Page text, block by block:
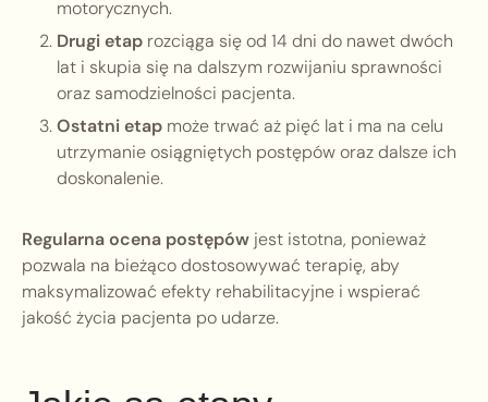
motorycznych.
Drugi etap rozciąga się od 14 dni do nawet dwóch
lat i skupia się na dalszym rozwijaniu sprawności
oraz samodzielności pacjenta.
Ostatni etap może trwać aż pięć lat i ma na celu
utrzymanie osiągniętych postępów oraz dalsze ich
doskonalenie.
Regularna ocena postępów jest istotna, ponieważ
pozwala na bieżąco dostosowywać terapię, aby
maksymalizować efekty rehabilitacyjne i wspierać
jakość życia pacjenta po udarze.